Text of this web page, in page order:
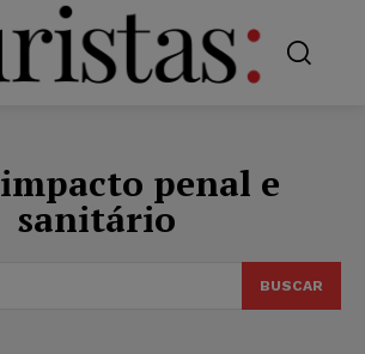
impacto penal e
sanitário
BUSCAR